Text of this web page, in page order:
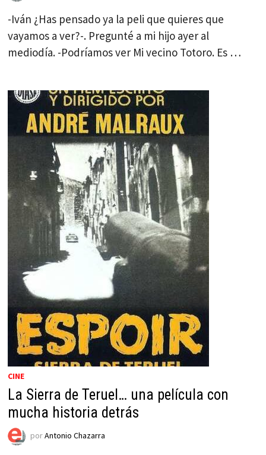
-Iván ¿Has pensado ya la peli que quieres que
vayamos a ver?-. Pregunté a mi hijo ayer al
mediodía. -Podríamos ver Mi vecino Totoro. Es …
CINE
La Sierra de Teruel… una película con
mucha historia detrás
porAntonio Chazarra